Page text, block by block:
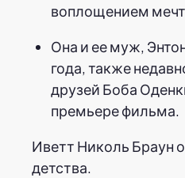
воплощением
Она и ее муж,
года, также
друзей Боба
премьере фильма.
Иветт Николь Браун
детства.